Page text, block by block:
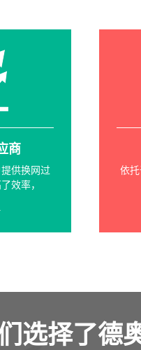
商
供换网过
效率，
依
选择了德